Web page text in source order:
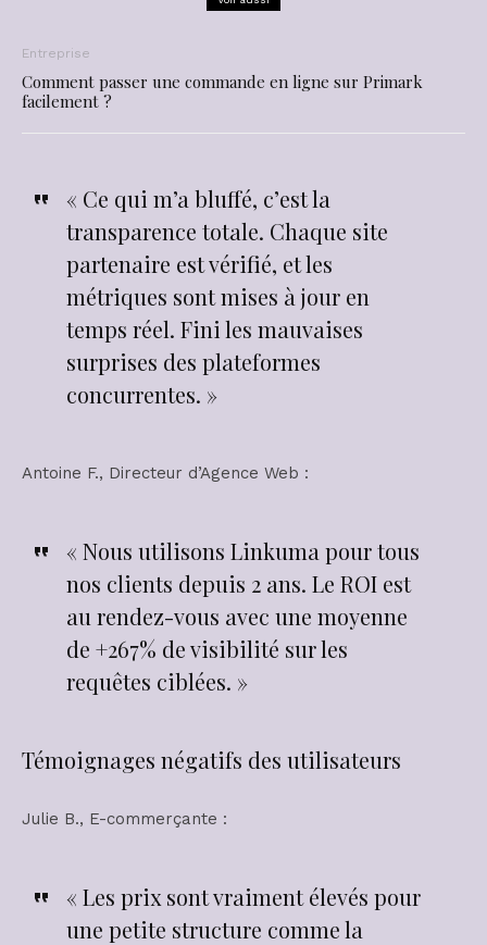
Entreprise
Comment passer une commande en ligne sur Primark
facilement ?
« Ce qui m’a bluffé, c’est la
transparence totale. Chaque site
partenaire est vérifié, et les
métriques sont mises à jour en
temps réel. Fini les mauvaises
surprises des plateformes
concurrentes. »
Antoine F., Directeur d’Agence Web :
« Nous utilisons Linkuma pour tous
nos clients depuis 2 ans. Le ROI est
au rendez-vous avec une moyenne
de +267% de visibilité sur les
requêtes ciblées. »
Témoignages négatifs des utilisateurs
Julie B., E-commerçante :
« Les prix sont vraiment élevés pour
une petite structure comme la